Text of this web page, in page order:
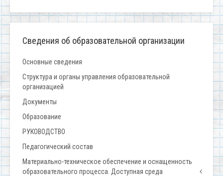
Сведения об образовательной организации
Основные сведения
Структура и органы управления образовательной
организацией
Документы
Образование
РУКОВОДСТВО
Педагогический состав
Материально-техническое обеспечение и оснащенность
образовательного процесса. Доступная среда